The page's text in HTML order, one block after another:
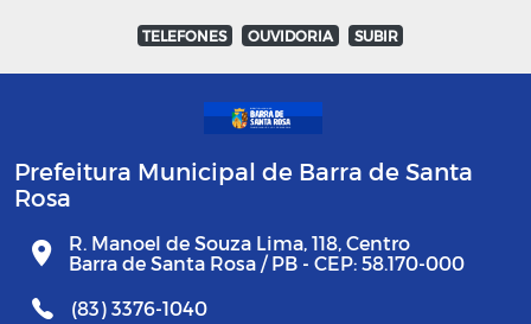
TELEFONES OUVIDORIA SUBIR
Prefeitura Municipal de Barra de Santa
Rosa
R. Manoel de Souza Lima, 118, Centro
Barra de Santa Rosa / PB - CEP: 58.170-000
(83) 3376-1040